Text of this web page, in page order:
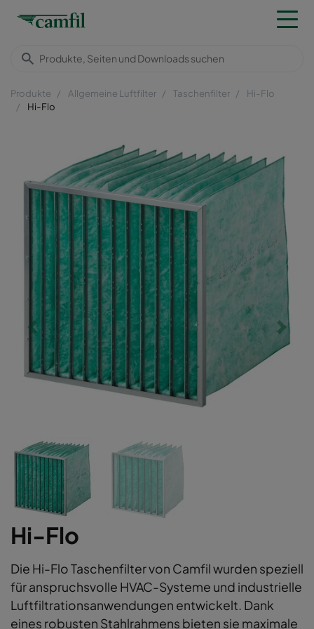
Produkte Allgemeine Luftfilter Taschenfilter
Hi-Flo
Hi-Flo
Hi-Flo
Die Hi-Flo Taschenfilter von Camfil wurden speziell
für anspruchsvolle HVAC-Systeme und industrielle
Luftfiltrationsanwendungen entwickelt. Dank
eines robusten Stahlrahmens bieten sie maximale